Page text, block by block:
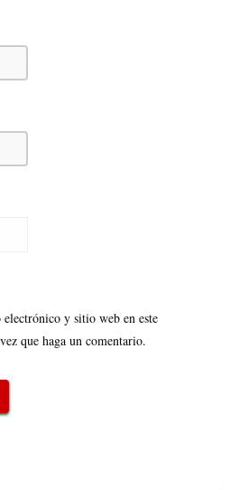
y sitio web en este
que haga un comentario.